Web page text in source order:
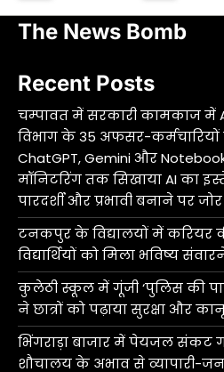
The News Bomb
Recent Posts
चम्पावत में सरकारी कामकाज में
विभाग के 35 अफसर-कर्मचारियों
ChatGPT, Gemini और
मॉनिटरिंग तक सिखाया AI का
पारदर्शी और प्रभावी बनाने पर जोर
टनकपुर के विद्यालयों में करियर
विद्यार्थियों को मिला भविष्य
कुलेठी स्कूल में गूंजी ‘पुलिस की
ने छात्रों को पढ़ाया सुरक्षा और
भिंगराड़ा बाजार में पेयजल संकट
शौचालय के अभाव से व्यापारी-